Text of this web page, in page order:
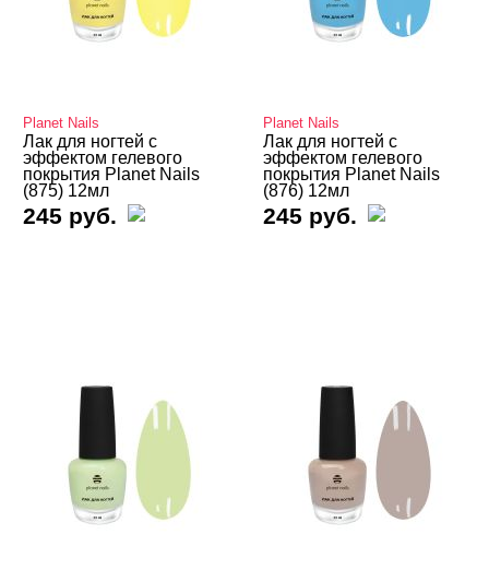
Planet Nails
Лак для ногтей с
эффектом гелевого
покрытия Planet Nails
(875) 12мл
245 руб.
Planet Nails
Лак для ногтей с
эффектом гелевого
покрытия Planet Nails
(876) 12мл
245 руб.